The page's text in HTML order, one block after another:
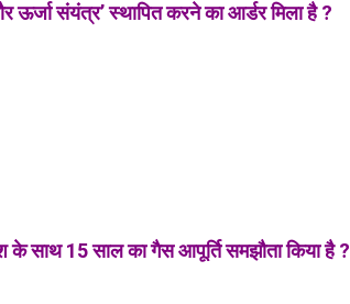
ऊर्जा संयंत्र’ स्थापित करने का आर्डर मिला है ?
साथ 15 साल का गैस आपूर्ति समझौता किया है ?